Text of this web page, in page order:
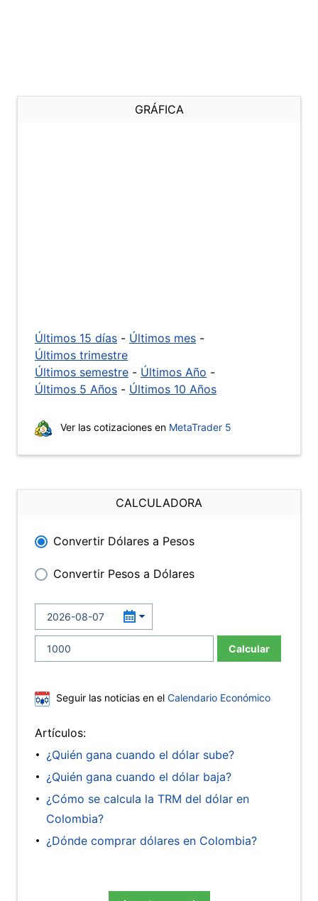
GRÁFICA
Últimos 15 días - Últimos mes -
Últimos trimestre
Últimos semestre - Últimos Año -
Últimos 5 Años - Últimos 10 Años
Ver las cotizaciones en MetaTrader 5
CALCULADORA
Convertir Dólares a Pesos
Convertir Pesos a Dólares
Calcular
Seguir las noticias en el Calendario Económico
Artículos:
¿Quién gana cuando el dólar sube?
¿Quién gana cuando el dólar baja?
¿Cómo se calcula la TRM del dólar en
Colombia?
¿Dónde comprar dólares en Colombia?